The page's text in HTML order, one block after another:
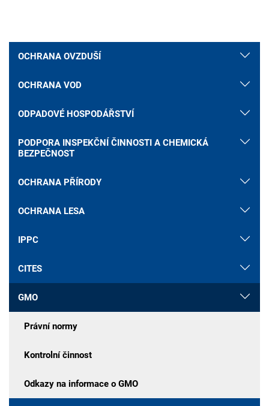
OCHRANA OVZDUŠÍ
OCHRANA VOD
ODPADOVÉ HOSPODÁŘSTVÍ
PODPORA INSPEKČNÍ ČINNOSTI A CHEMICKÁ
BEZPEČNOST
OCHRANA PŘÍRODY
OCHRANA LESA
IPPC
CITES
GMO
Právní normy
Kontrolní činnost
Odkazy na informace o GMO